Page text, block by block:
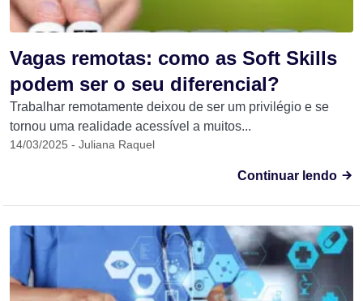
Vagas remotas: como as Soft Skills
podem ser o seu diferencial?
Trabalhar remotamente deixou de ser um privilégio e se
tornou uma realidade acessível a muitos...
14/03/2025 - Juliana Raquel
Continuar lendo